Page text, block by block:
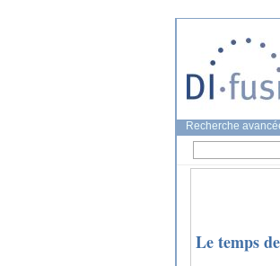
Recherche
Le temps